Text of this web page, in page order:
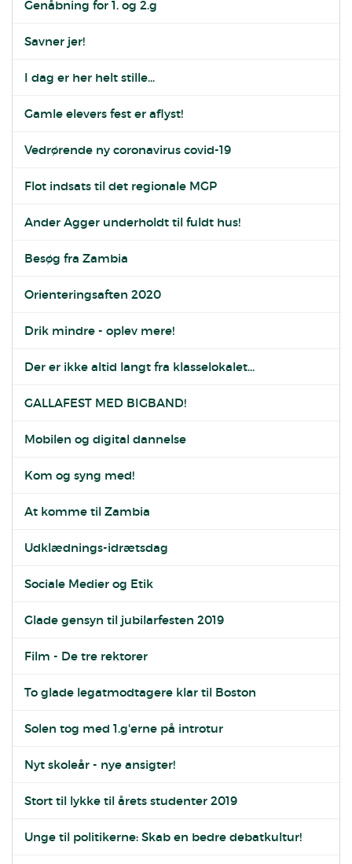
Genåbning for 1. og 2.g
Savner jer!
I dag er her helt stille...
Gamle elevers fest er aflyst!
Vedrørende ny coronavirus covid-19
Flot indsats til det regionale MGP
Ander Agger underholdt til fuldt hus!
Besøg fra Zambia
Orienteringsaften 2020
Drik mindre - oplev mere!
Der er ikke altid langt fra klasselokalet...
GALLAFEST MED BIGBAND!
Mobilen og digital dannelse
Kom og syng med!
At komme til Zambia
Udklædnings-idrætsdag
Sociale Medier og Etik
Glade gensyn til jubilarfesten 2019
Film - De tre rektorer
To glade legatmodtagere klar til Boston
Solen tog med 1.g'erne på introtur
Nyt skoleår - nye ansigter!
Stort til lykke til årets studenter 2019
Unge til politikerne: Skab en bedre debatkultur!